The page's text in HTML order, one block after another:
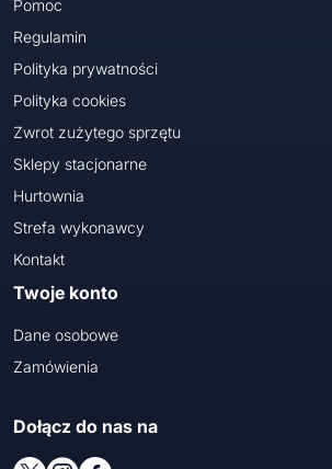
Pomoc
Regulamin
Polityka prywatności
Polityka cookies
Zwrot zużytego sprzętu
Sklepy stacjonarne
Hurtownia
Strefa wykonawcy
Kontakt
Twoje konto
Dane osobowe
Zamówienia
Dołącz do nas na